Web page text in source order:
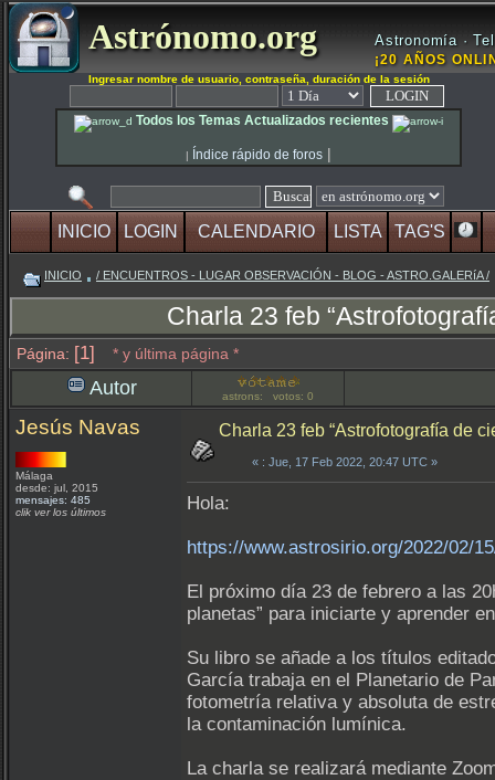
Astrónomo.org Astronomía ·
¡20 AÑOS
Ingresar nombre de usuario, contraseña, duración de la sesión
Todos los Temas Actualizados recientes
| Índice rápido de foros |
INICIO LOGIN CALENDARIO LISTA TAG'S
INICIO / ENCUENTROS - LUGAR OBSERVACIÓN - BLOG - ASTRO.GALERíA /
Charla 23 feb
Página: [1] * y última página *
Autor astrons: votos: 0
Jesús Navas
Málaga
desde: jul, 2015
mensajes: 485
clik ver los últimos
Charla 23 feb “Astrofotografía de
« : Jue, 17 Feb 2022, 20:47 UTC »
Hola:
https://www.astrosirio.org/2022/02/
El próximo día 23 de febrero a las
planetas” para iniciarte y aprender
Su libro se añade a los títulos
García trabaja en el Planetario de
fotometría relativa y absoluta de
la contaminación lumínica.
La charla se realizará mediante